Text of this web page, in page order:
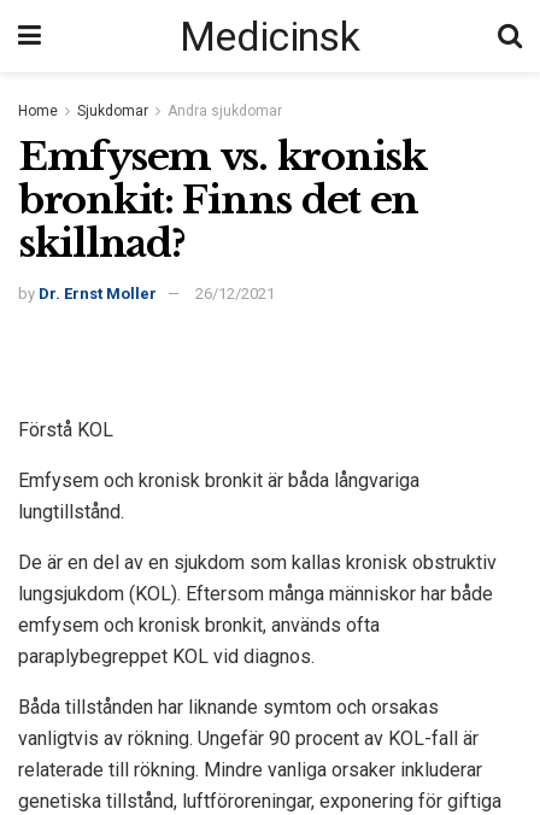
Medicinsk
Home Sjukdomar Andra sjukdomar
Emfysem vs. kronisk
bronkit: Finns det en
skillnad?
by Dr. Ernst Moller 26/12/2021
Förstå KOL
Emfysem och kronisk bronkit är båda långvariga
lungtillstånd.
De är en del av en sjukdom som kallas kronisk obstruktiv
lungsjukdom (KOL). Eftersom många människor har både
emfysem och kronisk bronkit, används ofta
paraplybegreppet KOL vid diagnos.
Båda tillstånden har liknande symtom och orsakas
vanligtvis av rökning. Ungefär 90 procent av KOL-fall är
relaterade till rökning. Mindre vanliga orsaker inkluderar
genetiska tillstånd, luftföroreningar, exponering för giftiga